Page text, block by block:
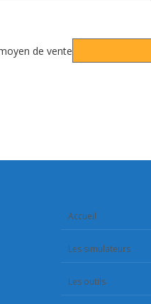
de vente
Accueil
Les simulateurs
Les outils